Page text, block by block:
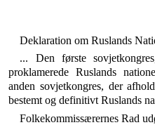
Deklaration om Ruslands
... Den første
proklamerede Ruslands
anden sovjetkongres, der
bestemt og definitivt Ruslands
Folkekommissærernes Rad